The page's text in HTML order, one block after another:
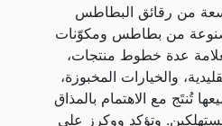
من رقائق البطاطس
من بطاطس ومكوّنات
عدة خطوط منتجات،
والخيارات المخبوزة،
تُنتَج مع الاهتمام بالمذاق
وتؤكد ووكرز على